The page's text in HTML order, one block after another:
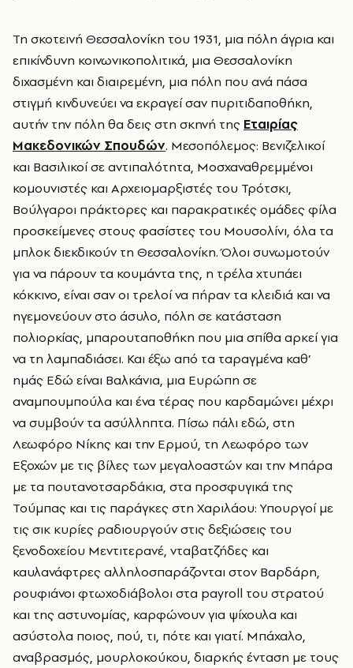
Τη σκοτεινή Θεσσαλονίκη του 1931, μια πόλη άγρια και
επικίνδυνη κοινωνικοπολιτικά, μια Θεσσαλονίκη
διχασμένη και διαιρεμένη, μια πόλη που ανά πάσα
στιγμή κινδυνεύει να εκραγεί σαν πυριτιδαποθήκη,
αυτήν την πόλη θα δεις στη σκηνή της Εταιρίας
Μακεδονικών Σπουδών. Μεσοπόλεμος: Βενιζελικοί
και Βασιλικοί σε αντιπαλότητα, Μοσχαναθρεμμένοι
κομουνιστές και Αρχειομαρξιστές του Τρότσκι,
Βούλγαροι πράκτορες και παρακρατικές ομάδες φίλα
προσκείμενες στους φασίστες του Μουσολίνι, όλα τα
μπλοκ διεκδικούν τη Θεσσαλονίκη. Όλοι συνωμοτούν
για να πάρουν τα κουμάντα της, η τρέλα χτυπάει
κόκκινο, είναι σαν οι τρελοί να πήραν τα κλειδιά και να
ηγεμονεύουν στο άσυλο, πόλη σε κατάσταση
πολιορκίας, μπαρουταποθήκη που μια σπίθα αρκεί για
να τη λαμπαδιάσει. Και έξω από τα ταραγμένα καθ’
ημάς Εδώ είναι Βαλκάνια, μια Ευρώπη σε
αναμπουμπούλα και ένα τέρας που καρδαμώνει μέχρι
να συμβούν τα ασύλληπτα. Πίσω πάλι εδώ, στη
Λεωφόρο Νίκης και την Ερμού, τη Λεωφόρο των
Εξοχών με τις βίλες των μεγαλοαστών και την Μπάρα
με τα πουτανοτσαρδάκια, στα προσφυγικά της
Τούμπας και τις παράγκες στη Χαριλάου: Υπουργοί με
τις σικ κυρίες ραδιουργούν στις δεξιώσεις του
ξενοδοχείου Μεντιτερανέ, νταβατζήδες και
καυλανάφτρες αλληλοσπαράζονται στον Βαρδάρη,
ρουφιάνοι φτωχοδιάβολοι στα payroll του στρατού
και της αστυνομίας, καρφώνουν για ψίχουλα και
ασύστολα ποιος, πού, τι, πότε και γιατί. Μπάχαλο,
αναβρασμός, μουρλοκούκου, διαρκής ένταση με τους